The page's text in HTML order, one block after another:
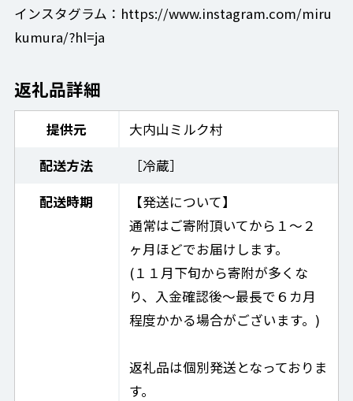
インスタグラム：https://www.instagram.com/miru
kumura/?hl=ja
返礼品詳細
提供元
大内山ミルク村
配送方法
［冷蔵］
配送時期
【発送について】
通常はご寄附頂いてから１～２
ヶ月ほどでお届けします。
(１１月下旬から寄附が多くな
り、入金確認後～最長で６カ月
程度かかる場合がございます。)
返礼品は個別発送となっておりま
す。